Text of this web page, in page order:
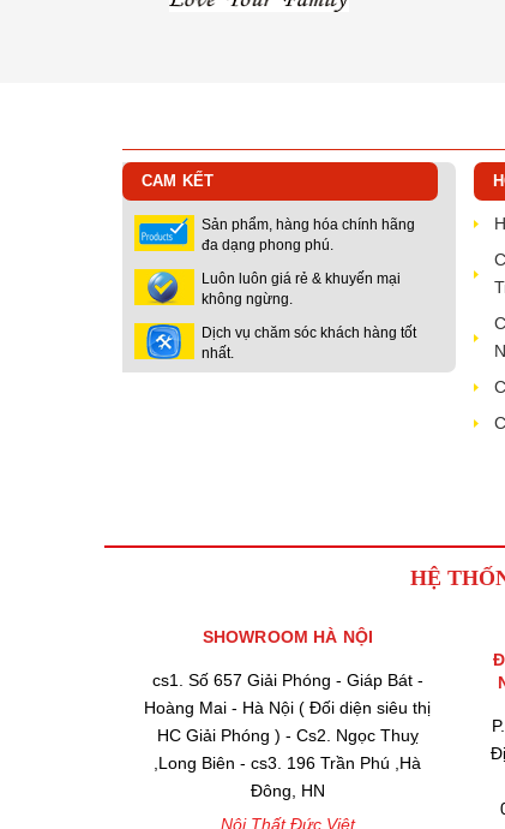
CAM KẾT
Sản phẩm, hàng hóa chính hãng
đa dạng phong phú.
Luôn luôn giá rẻ & khuyến mại
không ngừng.
Dịch vụ chăm sóc khách hàng tốt
nhất.
HỆ
SHOWROOM HÀ NỘI
cs1. Số 657 Giải Phóng - Giáp Bát -
Hoàng Mai - Hà Nội ( Đối diện siêu thị
HC Giải Phóng ) - Cs2. Ngọc Thuỵ
,Long Biên - cs3. 196 Trần Phú ,Hà
Đông, HN
Nội Thất Đức Việt